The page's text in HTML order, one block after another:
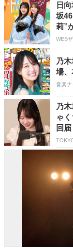
日
坂
莉”
し
WEB
乃
場
音楽ナ
乃
ゃ
回